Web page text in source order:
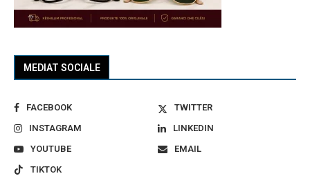
MEDIAT SOCIALE
FACEBOOK
TWITTER
INSTAGRAM
LINKEDIN
YOUTUBE
EMAIL
TIKTOK